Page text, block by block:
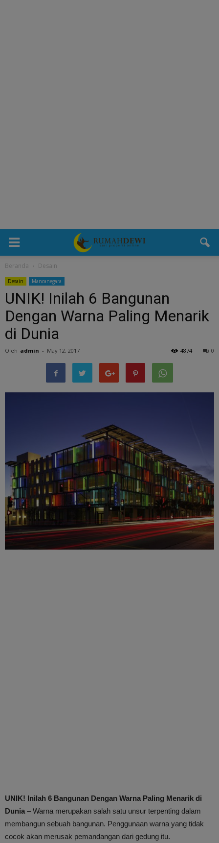
Beranda Desain
Desain Mancanegara
UNIK! Inilah 6 Bangunan
Dengan Warna Paling Menarik
di Dunia
Oleh admin - May 12, 2017 0
4874
UNIK! Inilah 6 Bangunan Dengan Warna Paling Menarik di
Dunia – Warna merupakan salah satu unsur terpenting dalam
membangun sebuah bangunan. Penggunaan warna yang tidak
cocok akan merusak pemandangan dari gedung itu.